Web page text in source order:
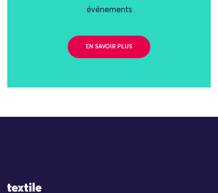
événements
EN SAVOIR PLUS
Site Logo